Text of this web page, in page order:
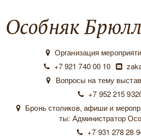
Особняк
Организация
+7 921 740 00 10
Вопросы на тему
+7 952 215
Бронь столиков, афиши и
ты: Администратор
+7 931 278 28